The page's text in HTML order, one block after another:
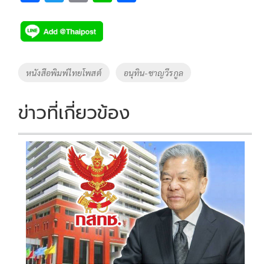
e
b
o
k
tt
er
p
y
Li
k
Tags
หนังสือพิมพ์ไทยโพสต์ อนุทิน-ชาญวีรกูล
ข่าวที่เกี่ยวข้อง